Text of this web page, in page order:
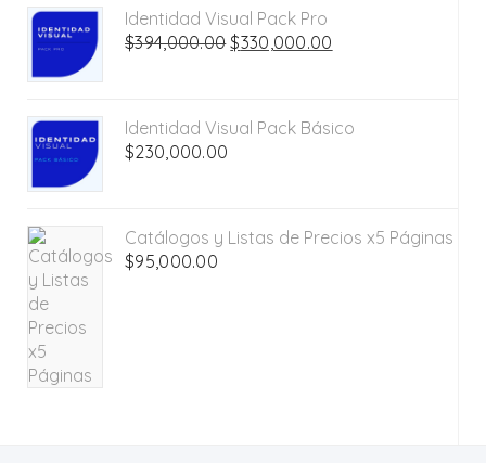
Identidad Visual Pack Pro
$394,000.00El
$394,000.00.
$330,000.00
$330,000.00.
Identidad Visual Pack Básico
$230,000.00
Catálogos y Listas de Precios x5 Páginas
$95,000.00